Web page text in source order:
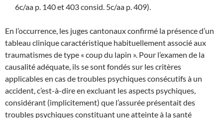
6c/aa p. 140 et 403 consid. 5c/aa p. 409).
En l’occurrence, les juges cantonaux confirmé la présence d’un
tableau clinique caractéristique habituellement associé aux
traumatismes de type « coup du lapin ». Pour l’examen de la
causalité adéquate, ils se sont fondés sur les critères
applicables en cas de troubles psychiques consécutifs à un
accident, c’est-à-dire en excluant les aspects psychiques,
considérant (implicitement) que l’assurée présentait des
troubles psychiques constituant une atteinte à la santé